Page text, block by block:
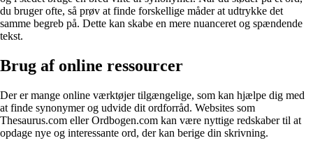
du bruger ofte, så prøv at finde forskellige måder at udtrykke det
samme begreb på. Dette kan skabe en mere nuanceret og spændende
tekst.
Brug af online ressourcer
Der er mange online værktøjer tilgængelige, som kan hjælpe dig med
at finde synonymer og udvide dit ordforråd. Websites som
Thesaurus.com eller Ordbogen.com kan være nyttige redskaber til at
opdage nye og interessante ord, der kan berige din skrivning.